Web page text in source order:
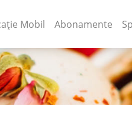
Mobil (current)
Abonamente